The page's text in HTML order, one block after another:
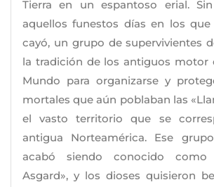
Tierra en un espantoso erial.
aquellos funestos días en los
cayó, un grupo de supervivientes
la tradición de los antiguos motor
Mundo para organizarse y
mortales que aún poblaban las
el vasto territorio que se
antigua Norteamérica. Ese
acabó siendo conocido como
Asgard», y los dioses quisieron